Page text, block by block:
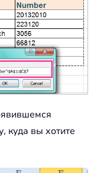
куда вы хотите